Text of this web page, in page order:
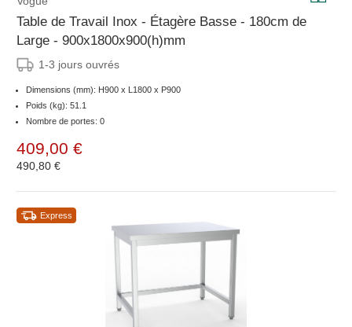
Table de Travail Inox - Étagère Basse - 180cm de
Large - 900x1800x900(h)mm
1-3 jours ouvrés
Dimensions (mm): H900 x L1800 x P900
Poids (kg): 51.1
Nombre de portes: 0
409,00 €
490,80 €
Express